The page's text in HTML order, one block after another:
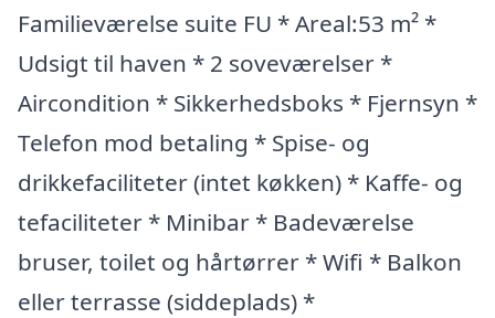
Familieværelse suite FU * Areal:53 m² *
Udsigt til haven * 2 soveværelser *
Aircondition * Sikkerhedsboks * Fjernsyn *
Telefon mod betaling * Spise- og
drikkefaciliteter (intet køkken) * Kaffe- og
tefaciliteter * Minibar * Badeværelse
bruser, toilet og hårtørrer * Wifi * Balkon
eller terrasse (siddeplads) *